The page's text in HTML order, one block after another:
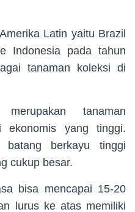
Latin yaitu Brazil
Indonesia pada tahun
tanaman koleksi di
tanaman
ekonomis yang tinggi.
batang berkayu tinggi
cukup besar.
bisa mencapai 15-20
lurus ke atas memiliki